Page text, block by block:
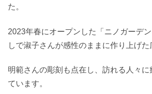
た。
2023年春にオープンした「ニノガーデ
しで淑子さんが感性のままに作り上げた
明範さんの彫刻も点在し、訪れる人々に
ています。